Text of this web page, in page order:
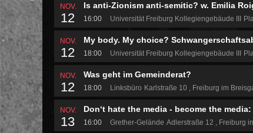
NOV.
12
Is anti-Zionism anti-semitic? w. Emilia
16:00 Universität Freiburg Kollegiengebäude III
NOV.
12
My body. My choice?
18:00 Universität Freiburg Kollegiengebäude III
NOV.
12
Was geht im Gemeinderat?
18:00 Linksbüro Karlstraße 10 Freiburg im
NOV.
13
Don‘t hate the media - become the
16:00 Grether-Gelände Adlerstraße 12 Freiburg